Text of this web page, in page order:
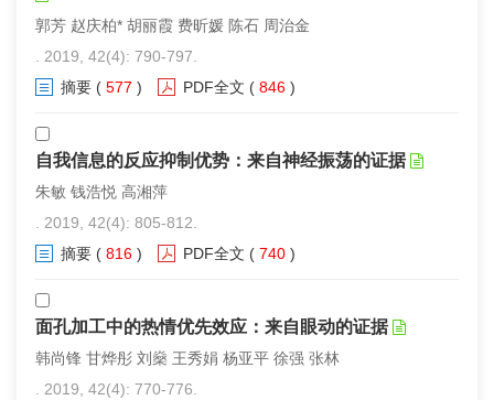
郭芳 赵庆柏* 胡丽霞 费昕媛 陈石 周治金
. 2019, 42(4): 790-797.
摘要 ( 577 ) PDF全文 ( 846 )
自我信息的反应抑制优势：来自神经振荡的证据
朱敏 钱浩悦 高湘萍
. 2019, 42(4): 805-812.
摘要 ( 816 ) PDF全文 ( 740 )
面孔加工中的热情优先效应：来自眼动的证据
韩尚锋 甘烨彤 刘燊 王秀娟 杨亚平 徐强 张林
. 2019, 42(4): 770-776.